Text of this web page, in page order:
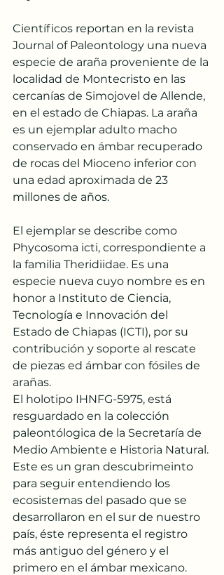
Científicos reportan en la revista
Journal of Paleontology una nueva
especie de araña proveniente de la
localidad de Montecristo en las
cercanías de Simojovel de Allende,
en el estado de Chiapas. La araña
es un ejemplar adulto macho
conservado en ámbar recuperado
de rocas del Mioceno inferior con
una edad aproximada de 23
millones de años.
El ejemplar se describe como
Phycosoma icti, correspondiente a
la familia Theridiidae. Es una
especie nueva cuyo nombre es en
honor a Instituto de Ciencia,
Tecnología e Innovación del
Estado de Chiapas (ICTI), por su
contribución y soporte al rescate
de piezas ed ámbar con fósiles de
arañas.
El holotipo IHNFG-5975, está
resguardado en la colección
paleontólogica de la Secretaría de
Medio Ambiente e Historia Natural.
Este es un gran descubrimeinto
para seguir entendiendo los
ecosistemas del pasado que se
desarrollaron en el sur de nuestro
país, éste representa el registro
más antiguo del género y el
primero en el ámbar mexicano.